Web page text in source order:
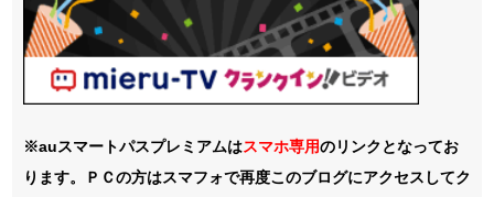
※auスマートパスプレミアムはスマホ専用のリンクとなってお
ります。ＰＣの方はスマフォで再度このブログにアクセスしてク